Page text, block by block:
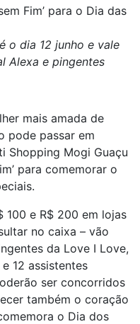
Fim’ para o Dia das
o dia 12 junho e vale
Alexa e pingentes
mais amada de
pode passar em
Shopping Mogi Guaçu
para comemorar o
100 e R$ 200 em lojas
no caixa – vão
da Love I Love,
12 assistentes
ser concorridos
também o coração
o Dia dos